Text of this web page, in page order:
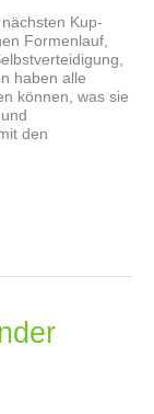
Kup-
Formenlauf,
haben alle
können, was sie
den